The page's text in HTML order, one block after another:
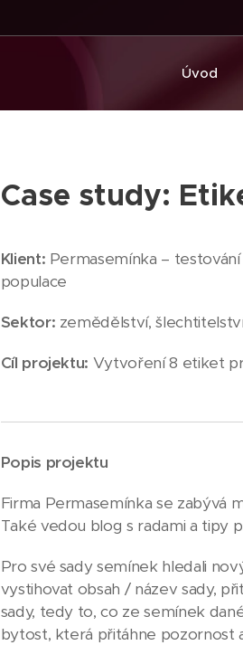
Úvod
Case study:
Klient: Permasemínka –
populace
Sektor: zemědělství,
Cíl projektu: Vytvoření 8 etiket
Popis projektu
Firma Permasemínka se zabývá
Také vedou blog s radami a tipy
Pro své sady semínek hledali
vystihovat obsah / název sady,
sady, tedy to, co ze semínek
bytost, která přitáhne pozornost